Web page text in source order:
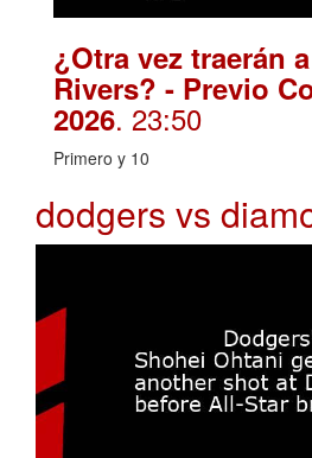
¿Otra vez traerán
Rivers? - Previo
2026. 23:50
Primero y 10
dodgers vs